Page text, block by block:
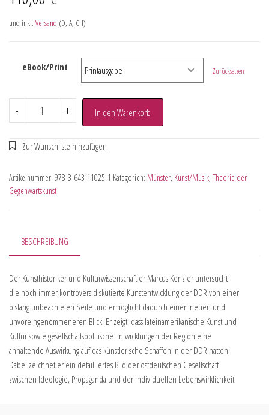
und inkl. Versand (D, A, CH)
eBook/Print Zurücksetzen
- + In den Warenkorb
Artikelnummer: 978-3-643-11025-1 Kategorien: Münster, Kunst/Musik, Theorie der
Gegenwartskunst
BESCHREIBUNG
Der Kunsthistoriker und Kulturwissenschaftler Marcus Kenzler untersucht
die noch immer kontrovers diskutierte Kunstentwicklung der DDR von einer
bislang unbeachteten Seite und ermöglicht dadurch einen neuen und
unvoreingenommeneren Blick. Er zeigt, dass lateinamerikanische Kunst und
Kultur sowie gesellschaftspolitische Entwicklungen der Region eine
anhaltende Auswirkung auf das künstlerische Schaffen in der DDR hatten.
Dabei zeichnet er ein detailliertes Bild der ostdeutschen Gesellschaft
zwischen Ideologie, Propaganda und der individuellen Lebenswirklichkeit.